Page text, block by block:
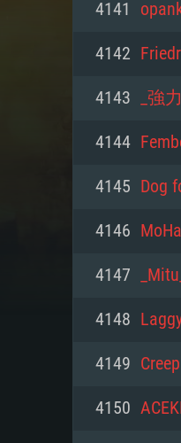
최소사
최소사
최소사
4141
4142
4143 _強
4144
4145 Dog
4146
4147 _Mitu_
4148
4149
4150